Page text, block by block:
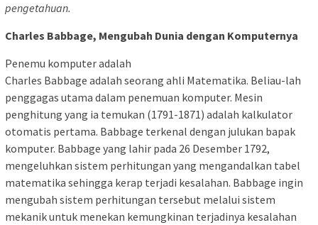
pengetahuan.
Charles Babbage, Mengubah Dunia dengan Komputernya
Penemu komputer adalah
Charles Babbage adalah seorang ahli Matematika. Beliau-lah
penggagas utama dalam penemuan komputer. Mesin
penghitung yang ia temukan (1791-1871) adalah kalkulator
otomatis pertama. Babbage terkenal dengan julukan bapak
komputer. Babbage yang lahir pada 26 Desember 1792,
mengeluhkan sistem perhitungan yang mengandalkan tabel
matematika sehingga kerap terjadi kesalahan. Babbage ingin
mengubah sistem perhitungan tersebut melalui sistem
mekanik untuk menekan kemungkinan terjadinya kesalahan